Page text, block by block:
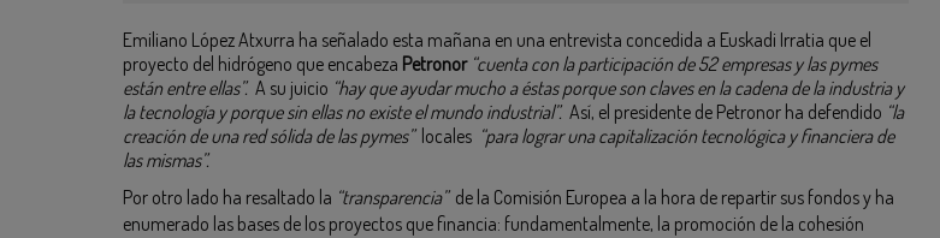
Emiliano López Atxurra ha señalado esta mañana en una entrevista concedida a Euskadi Irratia que el
proyecto del hidrógeno que encabeza Petronor “cuenta con la participación de 52 empresas y las pymes
están entre ellas”. A su juicio “hay que ayudar mucho a éstas porque son claves en la cadena de la industria y
la tecnología y porque sin ellas no existe el mundo industrial”. Así, el presidente de Petronor ha defendido “la
creación de una red sólida de las pymes”locales “para lograr una capitalización tecnológica y financiera de
las mismas”.
Por otro lado ha resaltado la “transparencia”de la Comisión Europea a la hora de repartir sus fondos y ha
enumerado las bases de los proyectos que financia: fundamentalmente, la promoción de la cohesión